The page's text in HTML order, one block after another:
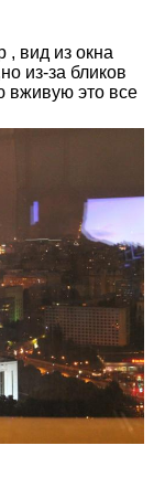
, вид из окна
из-за бликов
вживую это все